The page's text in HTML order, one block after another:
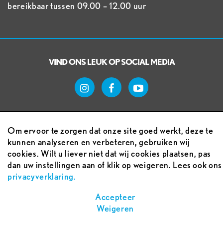
bereikbaar tussen 09.00 – 12.00 uur
VIND ONS LEUK OP SOCIAL MEDIA
Voorwaarden
Sitemap
Om ervoor te zorgen dat onze site goed werkt, deze te
kunnen analyseren en verbeteren, gebruiken wij
cookies. Wilt u liever niet dat wij cookies plaatsen, pas
dan uw instellingen aan of klik op weigeren. Lees ook ons
privacyverklaring.
Accepteer
Weigeren